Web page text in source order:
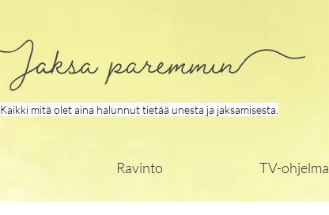
Kaikki mitä olet aina halunnut tietää unesta ja jaksamisesta.
Ravinto TV-ohjelma